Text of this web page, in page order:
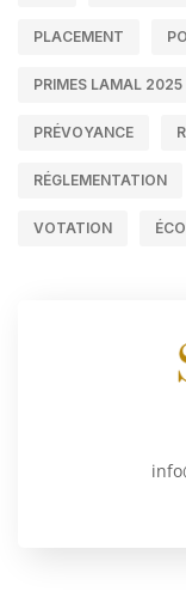
PLACEMENT
PRIMES LAMAL 2025
PRÉVOYANCE
RÉGLEMENTATION
VOTATION